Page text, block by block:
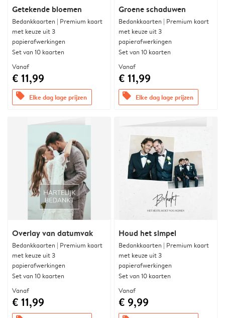
Getekende bloemen
Bedankkaarten | Premium kaart
met keuze uit 3
papierafwerkingen
Set van 10 kaarten
Vanaf
€ 11,99
offers Elke dag lage prijzen
Groene schaduwen
Bedankkaarten | Premium kaart
met keuze uit 3
papierafwerkingen
Set van 10 kaarten
Vanaf
€ 11,99
offers Elke dag lage prijzen
Overlay van datumvak
Bedankkaarten | Premium kaart
met keuze uit 3
papierafwerkingen
Set van 10 kaarten
Vanaf
€ 11,99
Houd het simpel
Bedankkaarten | Premium kaart
met keuze uit 3
papierafwerkingen
Set van 10 kaarten
Vanaf
€ 9,99